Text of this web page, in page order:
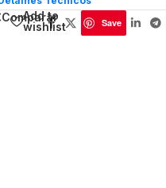
Comparar
Add to
wishlist
Save